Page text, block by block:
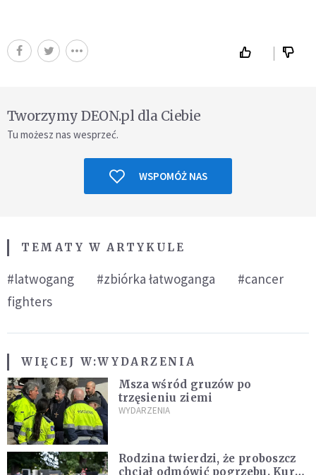
Tworzymy DEON.pl dla Ciebie
Tu możesz nas wesprzeć.
WSPOMÓŻ NAS
TEMATY W ARTYKULE
#latwogang #zbiórka łatwoganga
#cancer
fighters
WIĘCEJ W:WYDARZENIA
Msza wśród gruzów po
trzęsieniu ziemi
WYDARZENIA
Rodzina twierdzi, że proboszcz
chciał odmówić pogrzebu. Kuria